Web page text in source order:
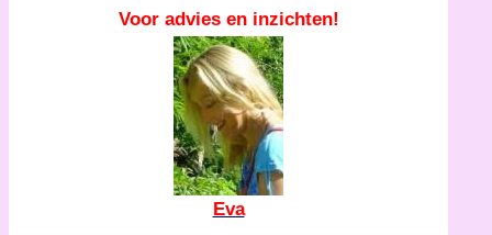
Voor advies en inzichten!
Eva